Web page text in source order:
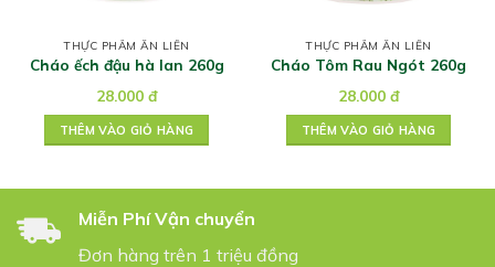
THỰC PHẨM ĂN LIỀN
Cháo ếch đậu hà lan 260g
28.000 đ
THÊM VÀO GIỎ HÀNG
THỰC PHẨM ĂN LIỀN
Cháo Tôm Rau Ngót 260g
28.000 đ
THÊM VÀO GIỎ HÀNG
Miễn Phí Vận chuyển
Đơn hàng trên 1 triệu đồng